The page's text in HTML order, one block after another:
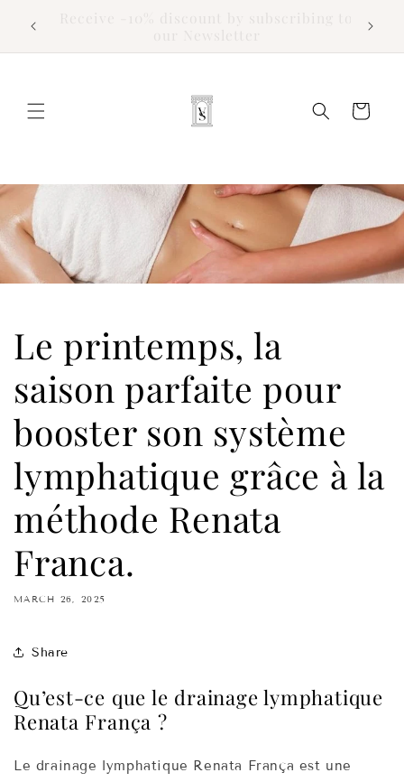
content
Cart
Le printemps, la
saison parfaite pour
booster son système
lymphatique grâce à la
méthode Renata
Franca.
MARCH 26, 2025
Share
Qu’est-ce que le drainage lymphatique
Renata França ?
Le drainage lymphatique Renata França est une